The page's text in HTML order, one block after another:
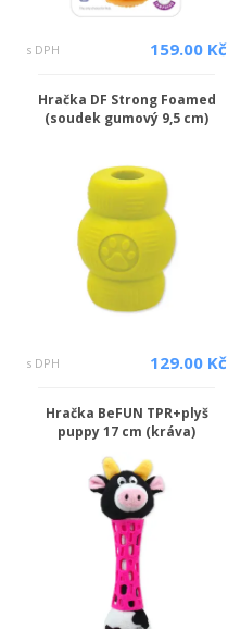
s DPH 159.00 Kč
Hračka DF Strong Foamed
(soudek gumový 9,5 cm)
s DPH 129.00 Kč
Hračka BeFUN TPR+plyš
puppy 17 cm (kráva)